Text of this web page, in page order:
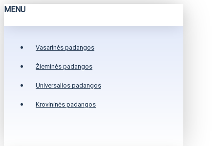
MENU
Vasarinės padangos
Žieminės padangos
Universalios padangos
Krovininės padangos